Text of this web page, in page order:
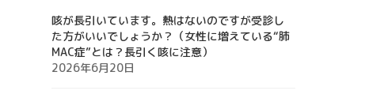
咳が長引いています。熱はないのですが受診し
た方がいいでしょうか？（女性に増えている“肺
MAC症”とは？長引く咳に注意）
2026年6月20日